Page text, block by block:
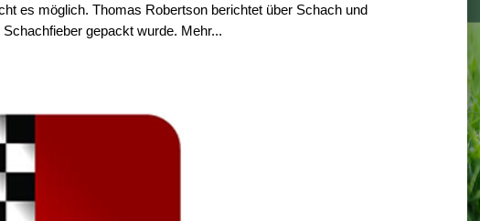
es möglich. Thomas Robertson berichtet über Schach und
gepackt wurde. Mehr...